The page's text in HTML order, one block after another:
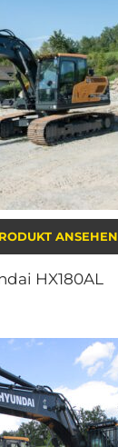
ANSEHEN
HX180AL